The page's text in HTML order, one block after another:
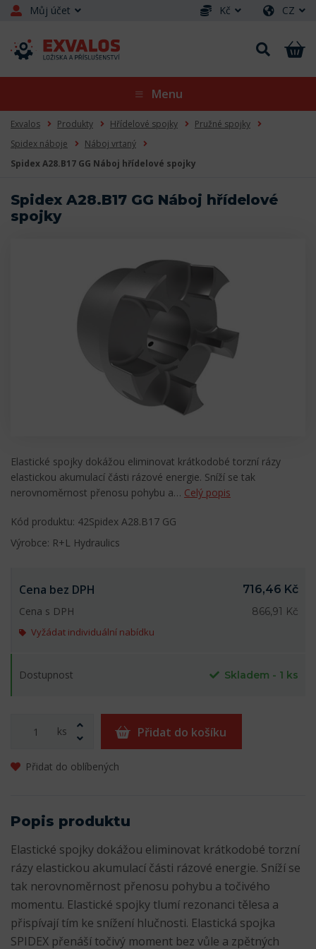
Můj účet Kč CZ
Menu
Exvalos Produkty Hřídelové spojky
Pružné spojky
Spidex náboje
Náboj vrtaný
Spidex A28.B17 GG Náboj hřídelové spojky
Spidex A28.B17 GG Náboj hřídelové
spojky
Elastické spojky dokážou eliminovat krátkodobé torzní rázy
elastickou akumulací části rázové energie. Sníží se tak
nerovnoměrnost přenosu pohybu a… Celý popis
Kód produktu: 42Spidex A28.B17 GG
Výrobce: R+L Hydraulics
Cena bez DPH
716,46 Kč
Cena s DPH
866,91 Kč
Vyžádat individuální nabídku
Dostupnost Skladem - 1 ks
ks Přidat do košíku
Přidat do oblíbených
Popis produktu
Elastické spojky dokážou eliminovat krátkodobé torzní
rázy elastickou akumulací části rázové energie. Sníží se
tak nerovnoměrnost přenosu pohybu a točivého
momentu. Elastické spojky tlumí rezonanci tělesa a
přispívají tím ke snížení hlučnosti. Elastická spojka
SPIDEX přenáší točivý moment bez vůle a zpětných